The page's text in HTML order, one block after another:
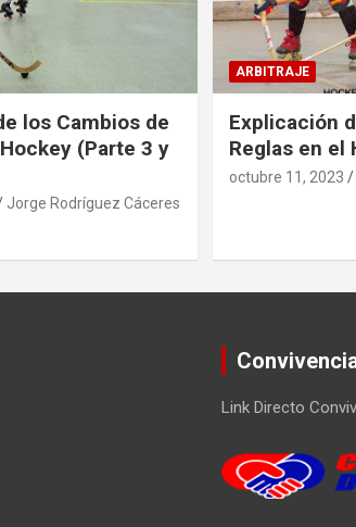
los Cambios de
(Parte 3 y
Jorge Rodríguez Cáceres
ARBITRAJE
Explicación
Reglas en el
octubre 11, 2023
Link Directo